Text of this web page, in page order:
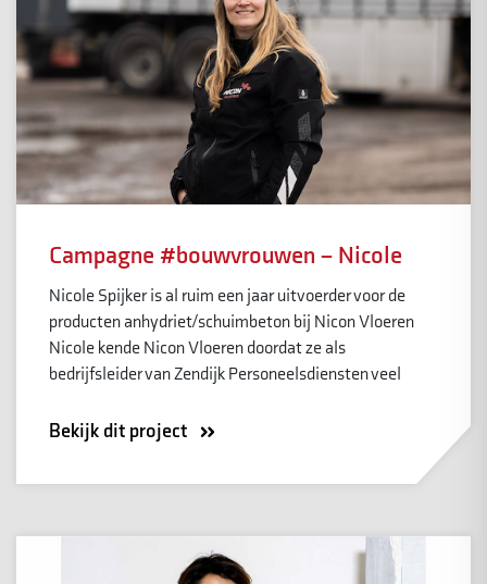
Campagne #bouwvrouwen – Nicole
Nicole Spijker is al ruim een jaar uitvoerder voor de
producten anhydriet/schuimbeton bij Nicon Vloeren
Nicole kende Nicon Vloeren doordat ze als
bedrijfsleider van Zendijk Personeelsdiensten veel
Bekijk dit project